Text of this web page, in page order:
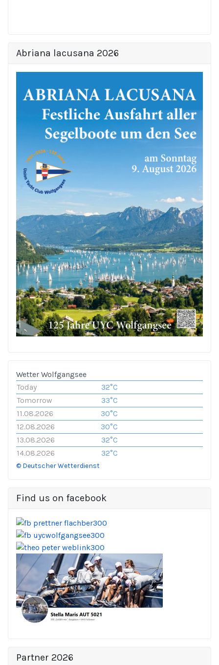
Abriana lacusana 2026
Wetter Wolfgangsee
Today
32°C
Tomorrow
33°C
11.08.2026
30°C
12.08.2026
30°C
13.08.2026
32°C
14.08.2026
32°C
© Deutscher Wetterdienst
Find us on facebook
Partner 2026